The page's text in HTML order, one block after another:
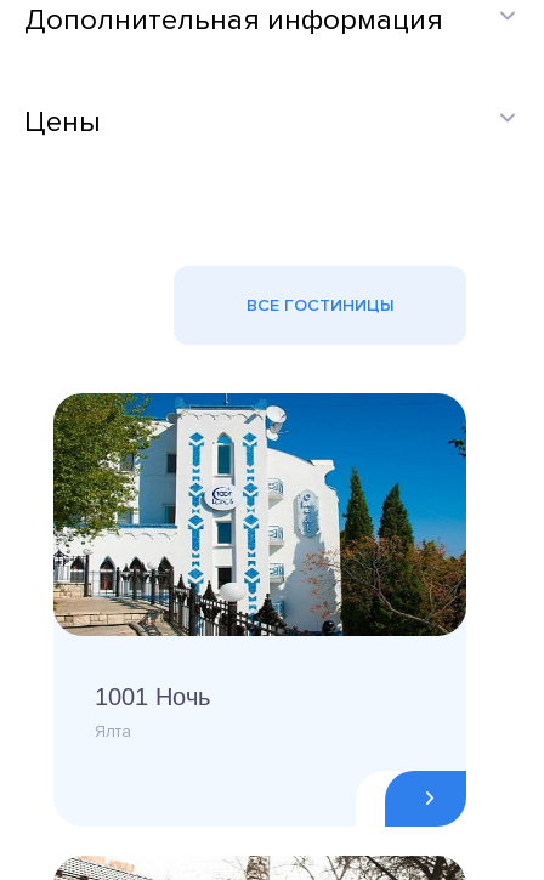
Дополнительная информация
Цены
ВСЕ ГОСТИНИЦЫ
1001 Ночь
Ялта